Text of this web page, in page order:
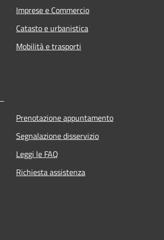
Imprese e Commercio
Catasto e urbanistica
Mobilità e trasporti
Prenotazione appuntamento
Segnalazione disservizio
Leggi le FAQ
Richiesta assistenza